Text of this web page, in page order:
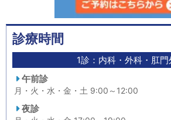
診療時間
1診：内科・外科・肛門
午前診
月・火・水・金・土 9:00～12:00
夜診